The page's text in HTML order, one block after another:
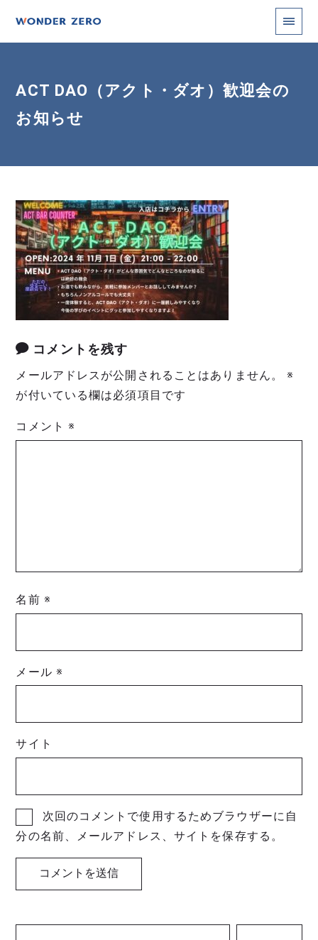
ACT DAO（アクト・ダオ）歓迎会の
お知らせ
コメントを残す
メールアドレスが公開されることはありません。
※
が付いている欄は必須項目です
コメント※
名前 ※
メール ※
サイト
次回のコメントで使用するためブラウザーに自
分の名前、メールアドレス、サイトを保存する。